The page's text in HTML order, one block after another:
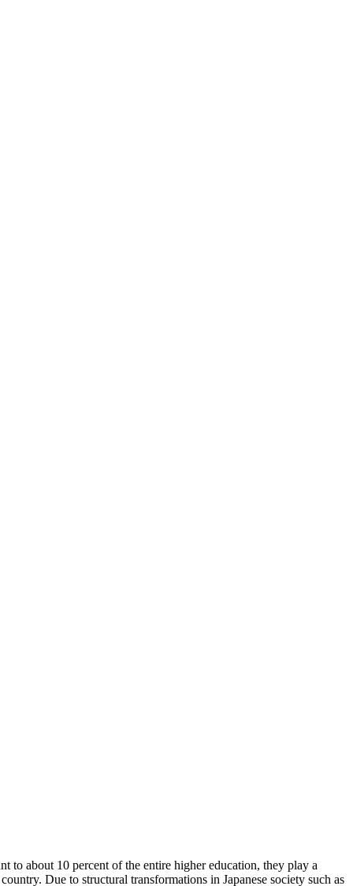
to about 10 percent of the entire higher education, they play a
Due to structural transformations in Japanese society such as